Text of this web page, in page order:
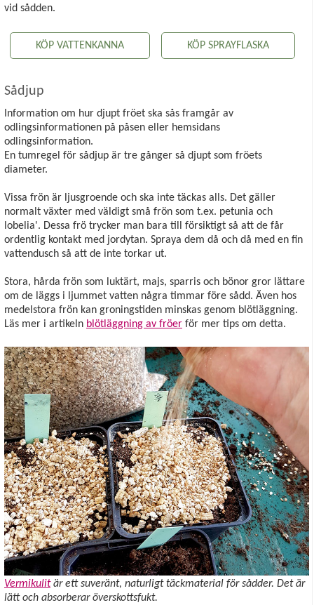
vid sådden.
KÖP VATTENKANNA KÖP SPRAYFLASKA
Sådjup
Information om hur djupt fröet ska sås framgår av
odlingsinformationen på påsen eller hemsidans
odlingsinformation.
En tumregel för sådjup är tre gånger så djupt som fröets
diameter.
Vissa frön är ljusgroende och ska inte täckas alls. Det gäller
normalt växter med väldigt små frön som t.ex. petunia och
lobelia'. Dessa frö trycker man bara till försiktigt så att de får
ordentlig kontakt med jordytan. Spraya dem då och då med en fin
vattendusch så att de inte torkar ut.
Stora, hårda frön som luktärt, majs, sparris och bönor gror lättare
om de läggs i ljummet vatten några timmar före sådd. Även hos
medelstora frön kan groningstiden minskas genom blötläggning.
Läs mer i artikeln blötläggning av fröer för mer tips om detta.
Vermikulitär ett suveränt, naturligt täckmaterial för sådder. Det är
lätt och absorberar överskottsfukt.